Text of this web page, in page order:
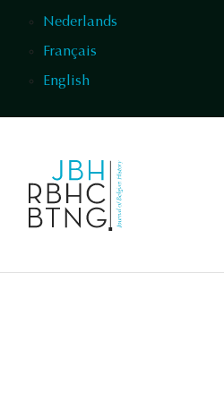
Nederlands
Français
English